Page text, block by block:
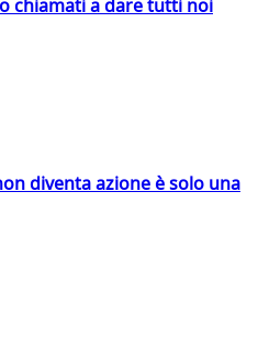
chiamati a dare tutti noi
diventa azione è solo una